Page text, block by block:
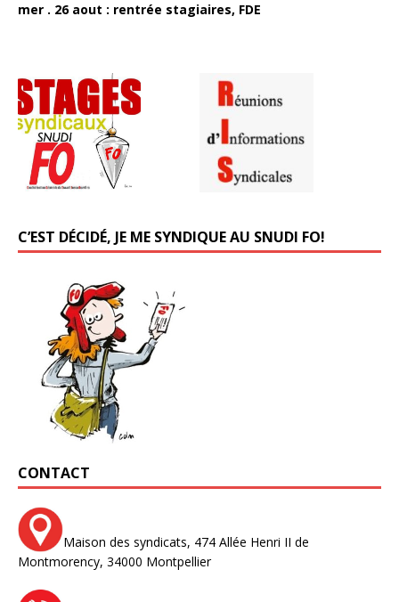
mer . 26 aout : rentrée stagiaires, FDE
C’EST DÉCIDÉ, JE ME SYNDIQUE AU SNUDI FO!
CONTACT
Maison des syndicats, 474 Allée Henri II de
Montmorency, 34000 Montpellier